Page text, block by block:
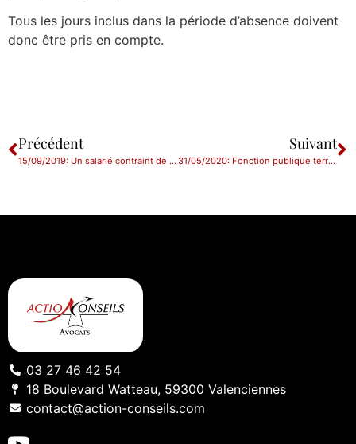
Tous les jours inclus dans la période d’absence doivent
donc être pris en compte.
Précédent
15/09/2019: Un salarié contraint de travailler exclusivement pour son employeur ?
Suivant
31/05/2020: Fonction publique territoriale : heures complémentaires en temps partiel
03 27 46 42 54
18 Boulevard Watteau, 59300 Valenciennes
contact@action-conseils.com